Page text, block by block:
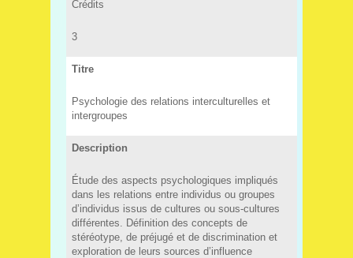
Crédits
3
Titre
Psychologie des relations interculturelles et
intergroupes
Description
Étude des aspects psychologiques impliqués
dans les relations entre individus ou groupes
d’individus issus de cultures ou sous-cultures
différentes. Définition des concepts de
stéréotype, de préjugé et de discrimination et
exploration de leurs sources d’influence